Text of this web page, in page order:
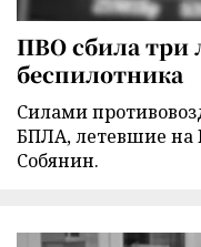
ПВО сбила три
беспилотника
Силами
БПЛА, летевшие на
Собянин.